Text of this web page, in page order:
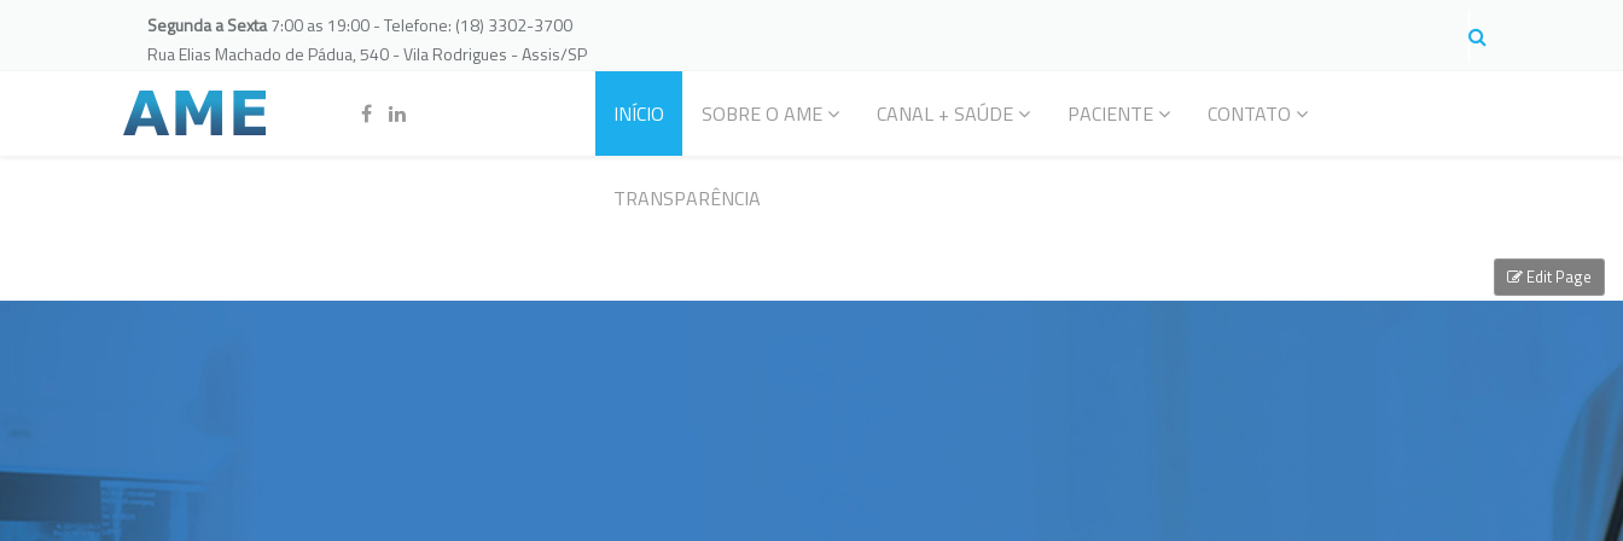
Segunda a Sexta7:00 as 19:00 - Telefone: (18) 3302-3700
Rua Elias Machado de Pádua, 540 - Vila Rodrigues - Assis/SP
INÍCIO SOBRE O AME CANAL + SAÚDE PACIENTE CONTATO
TRANSPARÊNCIA
Edit Page